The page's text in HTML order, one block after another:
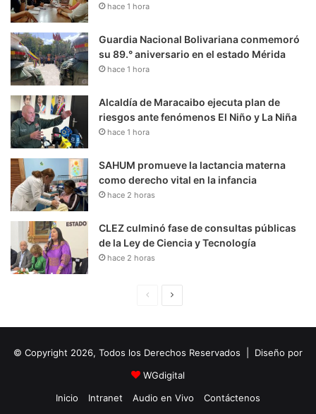
hace 1 hora
Guardia Nacional Bolivariana conmemoró
su 89.° aniversario en el estado Mérida
hace 1 hora
Alcaldía de Maracaibo ejecuta plan de
riesgos ante fenómenos El Niño y La Niña
hace 1 hora
SAHUM promueve la lactancia materna
como derecho vital en la infancia
hace 2 horas
CLEZ culminó fase de consultas públicas
de la Ley de Ciencia y Tecnología
hace 2 horas
i
n
a
u
i
e
© Copyright 2026, Todos los Derechos Reservados | Diseño por
WGdigital
Inicio
Intranet Audio en Vivo Contáctenos